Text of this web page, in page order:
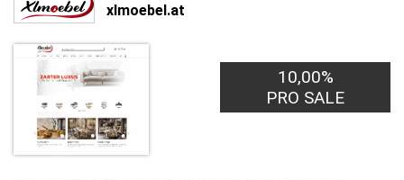
xlmoebel.at
10,00%
PRO SALE